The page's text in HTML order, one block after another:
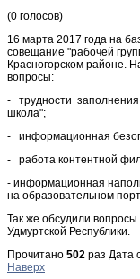
(0 голосов)
16 марта 2017 года на
совещание "рабочей
Красногорском районе.
вопросы:
- трудности заполнения
школа";
- информационная
- работа контентной
- информационная
на образовательном
Так же обсудили
Удмуртской Республики.
Прочитано 502 раз Дата
Наверх